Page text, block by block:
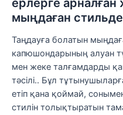
ерлерге арналған
мыңдаған
Таңдауға болатын
капюшондарының алуан
мен жеке талғамдарды
тәсілі.. Бұл
етіп қана қоймай,
стилін толықтыратын